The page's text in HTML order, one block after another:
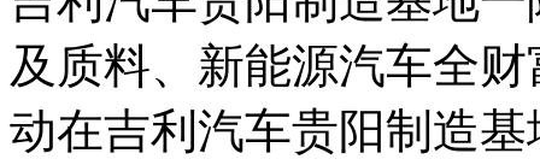
及质料、新能源汽车全
动在吉利汽车贵阳制造